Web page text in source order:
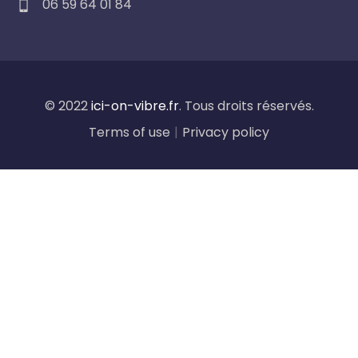
06 59 64 01 84
© 2022ici-on-vibre.fr. Tous droits réservés.
Terms of use | Privacy policy